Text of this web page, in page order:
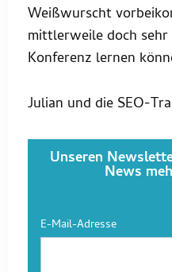
Weißwurscht
mittlerweile doch sehr
Konferenz lernen
Julian und die SEO-
Unseren
News
E-Mail-Adresse